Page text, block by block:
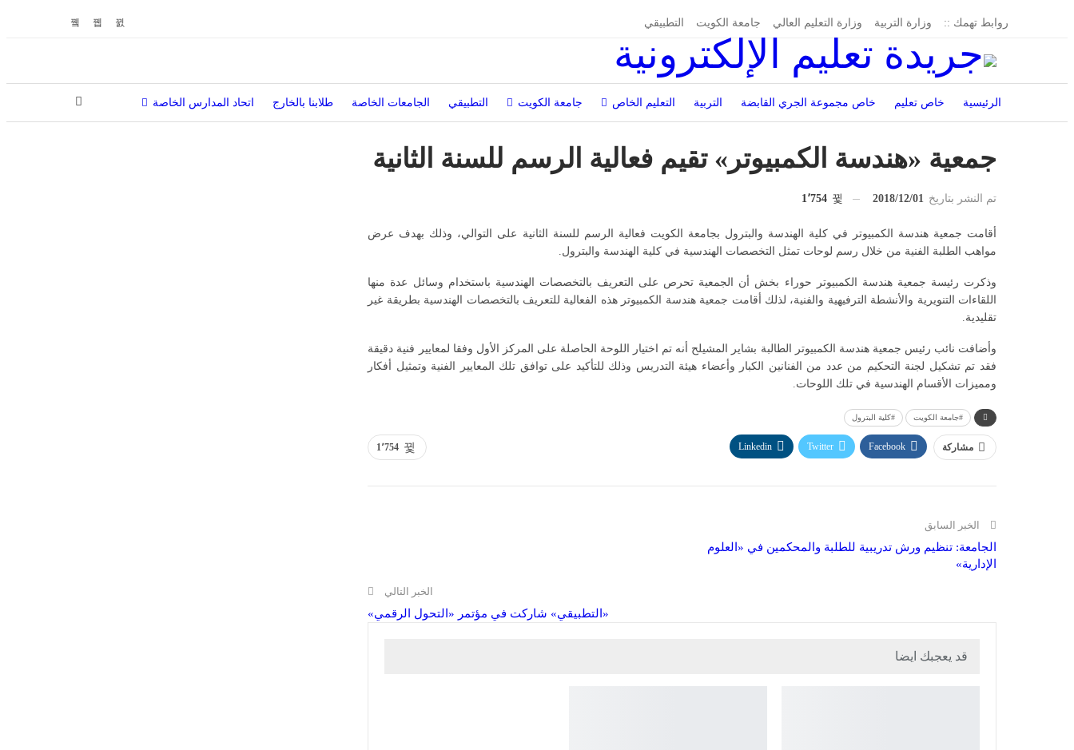
روابط تهمك :: وزارة التربية وزارة التعليم العالي جامعة الكويت التطبيقي
الرئيسية خاص تعليم خاص مجموعة الجري القابضة التربية التعليم الخاص جامعة الكويت التطبيقي الجامعات الخاصة طلابنا بالخارج اتحاد المدارس الخاصة
جمعية «هندسة الكمبيوتر» تقيم فعالية الرسم للسنة الثانية
تم النشر بتاريخ 2018/12/01
أقامت جمعية هندسة الكمبيوتر في كلية الهندسة والبترول بجامعة الكويت فعالية الرسم للسنة الثانية على التوالي، وذلك بهدف عرض
مواهب الطلبة الفنية من خلال رسم لوحات تمثل التخصصات الهندسية في كلية الهندسة والبترول.
وذكرت رئيسة جمعية هندسة الكمبيوتر حوراء بخش أن الجمعية تحرص على التعريف بالتخصصات الهندسية باستخدام وسائل عدة منها
اللقاءات التنويرية والأنشطة الترفيهية والفنية، لذلك أقامت جمعية هندسة الكمبيوتر هذه الفعالية للتعريف بالتخصصات الهندسية بطريقة غير
تقليدية.
وأضافت نائب رئيس جمعية هندسة الكمبيوتر الطالبة بشاير المشيلح أنه تم اختيار اللوحة الحاصلة على المركز الأول وفقا لمعايير فنية دقيقة
فقد تم تشكيل لجنة التحكيم من عدد من الفنانين الكبار وأعضاء هيئة التدريس وذلك للتأكيد على توافق تلك المعايير الفنية وتمثيل أفكار
ومميزات الأقسام الهندسية في تلك اللوحات.
#جامعة الكويت #كلية البترول
1٬754 مشاركة Facebook
Twitter
Linkedin
الخبر السابق
الجامعة: تنظيم ورش تدريبية للطلبة والمحكمين في «العلوم
الإدارية»
الخبر التالي
«التطبيقي» شاركت في مؤتمر «التحول الرقمي»
قد يعجبك ايضا